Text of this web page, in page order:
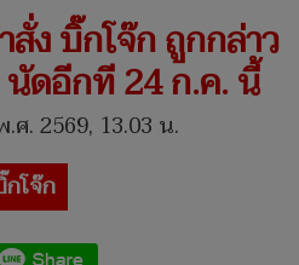
ง บิ๊กโจ๊ก ถูกกล่าว
ดอีกที 24 ก.ค. นี้⁣
. 2569, 13.03 น.
โจ๊ก